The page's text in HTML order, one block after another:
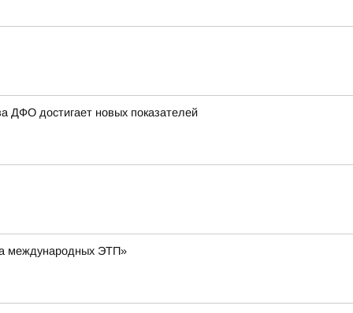
ДФО достигает новых показателей
международных ЭТП»